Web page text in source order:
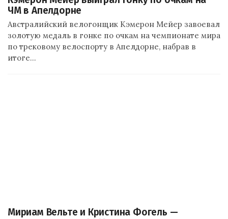
ЧМ в Апелдорне
Австралийский велогонщик Кэмерон Мейер завоевал
золотую медаль в гонке по очкам на чемпионате мира
по трековому велоспорту в Апелдорне, набрав в
итоге…
Мириам Вельте и Кристина Фогель —